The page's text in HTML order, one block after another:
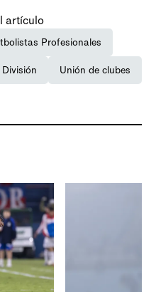
artículo
Profesionales
Unión de clubes